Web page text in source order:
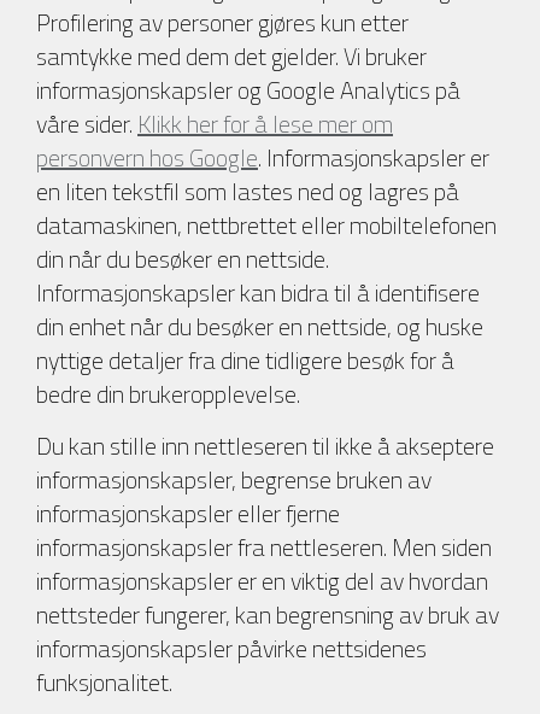
Profilering av personer gjøres kun etter
samtykke med dem det gjelder. Vi bruker
informasjonskapsler og Google Analytics på
våre sider. Klikk her for å lese mer om
personvern hos Google. Informasjonskapsler er
en liten tekstfil som lastes ned og lagres på
datamaskinen, nettbrettet eller mobiltelefonen
din når du besøker en nettside.
Informasjonskapsler kan bidra til å identifisere
din enhet når du besøker en nettside, og huske
nyttige detaljer fra dine tidligere besøk for å
bedre din brukeropplevelse.
Du kan stille inn nettleseren til ikke å akseptere
informasjonskapsler, begrense bruken av
informasjonskapsler eller fjerne
informasjonskapsler fra nettleseren. Men siden
informasjonskapsler er en viktig del av hvordan
nettsteder fungerer, kan begrensning av bruk av
informasjonskapsler påvirke nettsidenes
funksjonalitet.